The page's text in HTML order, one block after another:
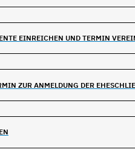
EINREICHEN UND TERMIN
ZUR ANMELDUNG DER